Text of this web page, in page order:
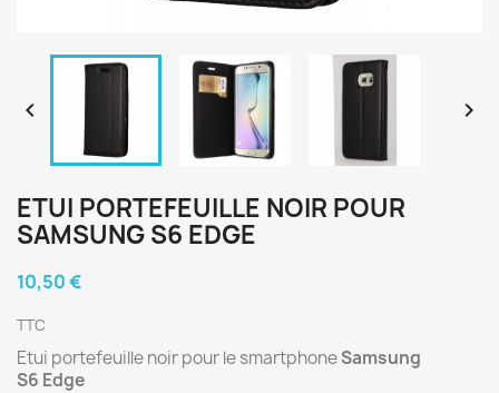
 
ETUI PORTEFEUILLE NOIR POUR
SAMSUNG S6 EDGE
10,50 €
TTC
Etui portefeuille noir pour le smartphoneSamsung
S6 Edge